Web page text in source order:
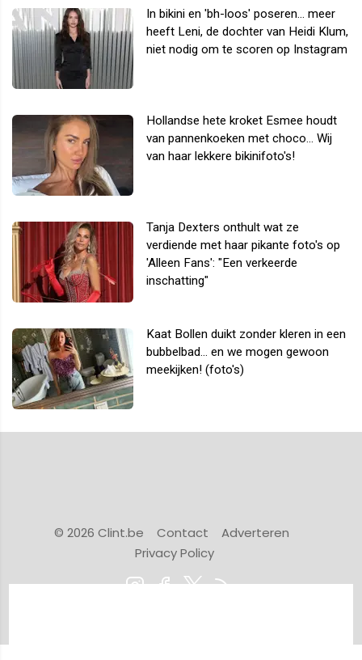
In bikini en 'bh-loos' poseren... meer
heeft Leni, de dochter van Heidi Klum,
niet nodig om te scoren op Instagram
Hollandse hete kroket Esmee houdt
van pannenkoeken met choco... Wij
van haar lekkere bikinifoto's!
Tanja Dexters onthult wat ze
verdiende met haar pikante foto's op
'Alleen Fans': "Een verkeerde
inschatting"
Kaat Bollen duikt zonder kleren in een
bubbelbad... en we mogen gewoon
meekijken! (foto's)
© 2026 Clint.be Contact
Adverteren
Privacy Policy